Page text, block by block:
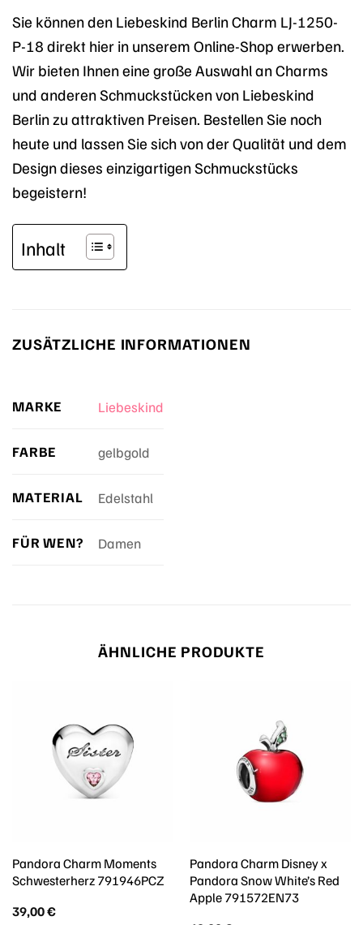
Sie können den Liebeskind Berlin Charm LJ-1250-
P-18 direkt hier in unserem Online-Shop erwerben.
Wir bieten Ihnen eine große Auswahl an Charms
und anderen Schmuckstücken von Liebeskind
Berlin zu attraktiven Preisen. Bestellen Sie noch
heute und lassen Sie sich von der Qualität und dem
Design dieses einzigartigen Schmuckstücks
begeistern!
Inhalt
ZUSÄTZLICHE INFORMATIONEN
MARKE Liebeskind
FARBE gelbgold
MATERIAL Edelstahl
FÜR WEN? Damen
ÄHNLICHE PRODUKTE
Pandora Charm Moments
Schwesterherz 791946PCZ
39,00€
Pandora Charm Disney x
Pandora Snow White’s Red
Apple 791572EN73